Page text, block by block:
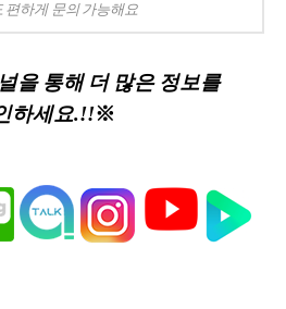
편하게 문의 가능해요
을 통해 더 많은 정보를
하세요.!!※